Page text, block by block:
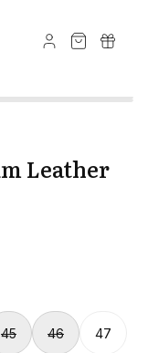
Leather
45 46 47